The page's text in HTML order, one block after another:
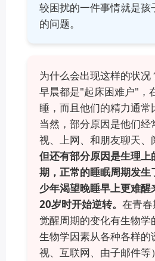
较困扰的一件事情就是孩
的问题。
为什么会出现这样的状况
早晨都是"起床困难户"，
睡，而且他们的精力通常
当然，部分原因是他们经
视、上网、和朋友聊天、
但还有部分原因是生理上
期，正常的睡眠周期发生
少年渴望晚睡早上更难醒
20岁时开始逆转。 在青
觉醒周期的变化有生物学
生物学因素从各种各样的
视、互联网、由子邮件等